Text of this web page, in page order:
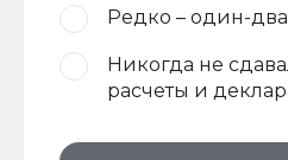
Редко – один-два
Никогда не
расчеты и